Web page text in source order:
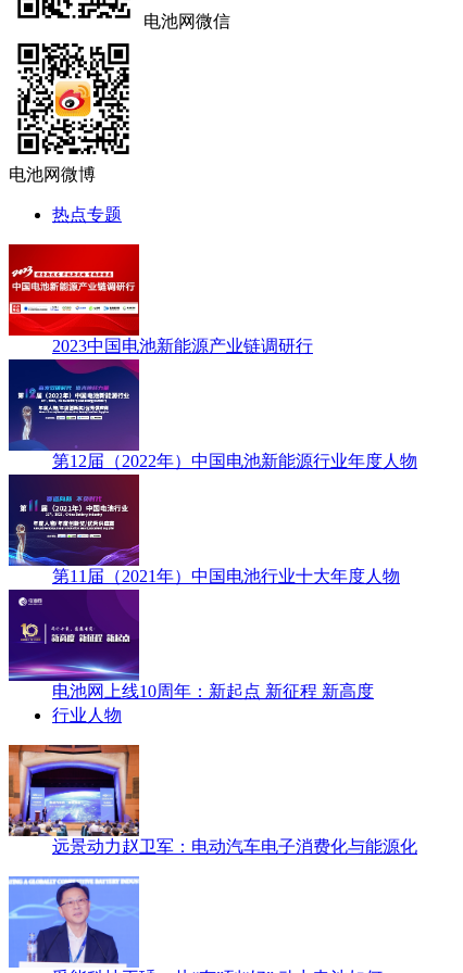
电池网微信
电池网微博
热点专题
2023中国电池新能源产业链调研行
第12届（2022年）中国电池新能源行业年度人物
第11届（2021年）中国电池行业十大年度人物
电池网上线10周年：新起点 新征程 新高度
行业人物
远景动力赵卫军：电动汽车电子消费化与能源化